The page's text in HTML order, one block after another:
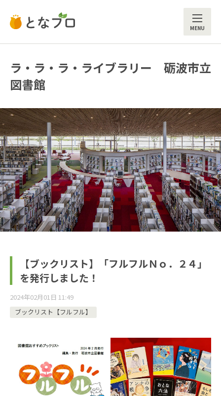
ラ・ラ・ラ・ライブラリー 砺波市立
図書館
【ブックリスト】「フルフルＮｏ．２４」
を発行しました！
2024年02月01日 11:49
ブックリスト【フルフル】